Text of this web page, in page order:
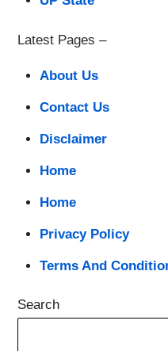
Latest Pages –
About Us
Contact Us
Disclaimer
Home
Home
Privacy Policy
Terms And
Search